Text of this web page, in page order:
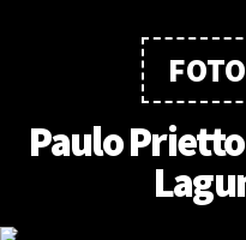
Paulo